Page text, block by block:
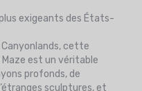
plus exigeants des États-
cette
est un véritable
profonds, de
sculptures, et